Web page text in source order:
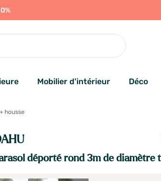
Mobilier d'intérieur Déco
housse
déporté rond 3m de diamètre